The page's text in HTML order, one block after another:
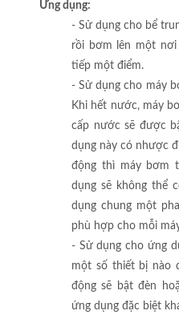
Ứng dụng:
- Sử dụng cho bể
rồi bơm lên một
tiếp một điểm.
- Sử dụng cho máy
Khi hết nước, máy
cấp nước sẽ được
dụng này có nhược
động thì máy bơm
dụng sẽ không thể
dụng chung một
phù hợp cho mỗi
- Sử dụng cho ứng
một số thiết bị nào
động sẽ bật đèn
ứng dụng đặc biệt